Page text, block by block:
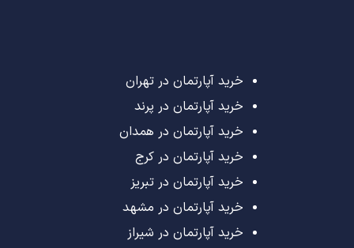
خرید آپارتمان در تهران
خرید آپارتمان در پرند
خرید آپارتمان در همدان
خرید آپارتمان در کرج
خرید آپارتمان در تبریز
خرید آپارتمان در مشهد
خرید آپارتمان در شیراز